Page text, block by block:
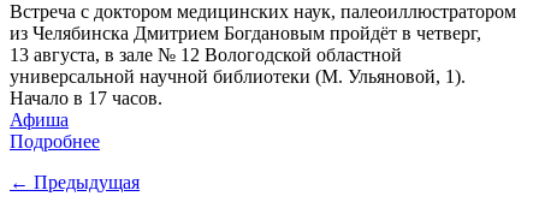
Встреча с доктором медицинских наук, палеоиллюстратором
из Челябинска Дмитрием Богдановым пройдёт в четверг,
13 августа, в зале № 12 Вологодской областной
универсальной научной библиотеки (М. Ульяновой, 1).
Начало в 17 часов.
Афиша
Подробнее
← Предыдущая